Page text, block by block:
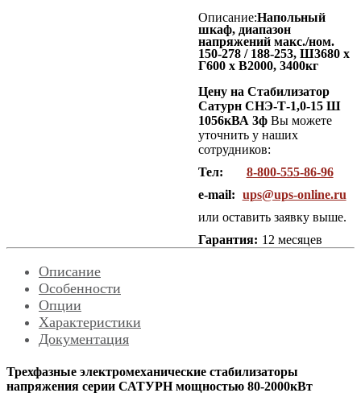
Описание:Напольный
шкаф, диапазон
напряжений макс./ном.
150-278 / 188-253, Ш3680 x
Г600 x В2000, 3400кг
Цену на Стабилизатор
Сатурн СНЭ-Т-1,0-15 Ш
1056кВА 3ф Вы можете
уточнить у наших
сотрудников:
Тел:
8-800-555-86-96
e-mail: ups@ups-online.ru
или оставить заявку выше.
Гарантия: 12 месяцев
Описание
Особенности
Опции
Характеристики
Документация
Трехфазные электромеханические стабилизаторы
напряжения серии САТУРН мощностью 80-2000кВт